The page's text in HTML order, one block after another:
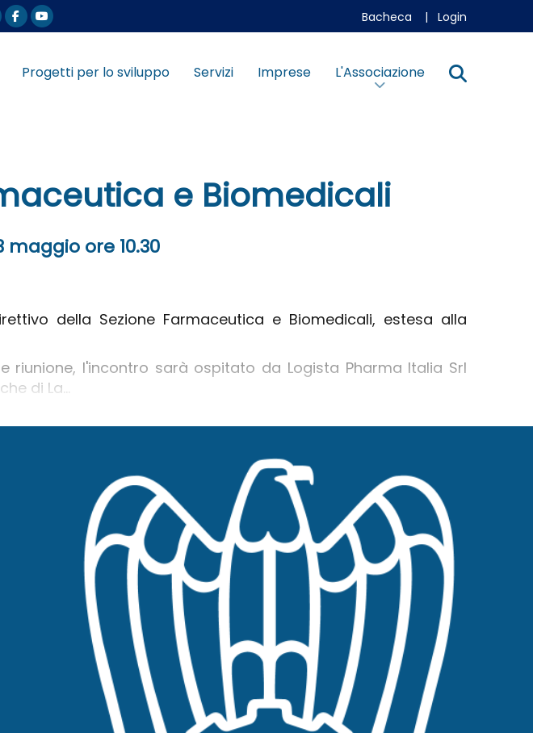
Bacheca | Login
Progetti per lo sviluppo Servizi Imprese L'Associazione
e Biomedicali
ore 10.30
della Sezione Farmaceutica e Biomedicali, estesa alla
l'incontro sarà ospitato da Logista Pharma Italia Srl
di La...